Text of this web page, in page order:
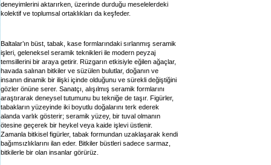
deneyimlerini aktarırken, üzerinde durduğu meselelerdeki
kolektif ve toplumsal ortaklıkları da keşfeder.
Baltalar’ın büst, tabak, kase formlarındaki sırlanmış seramik
işleri, geleneksel seramik teknikleri ile modern peyzaj
temsillerini bir araya getirir. Rüzgarın etkisiyle eğilen ağaçlar,
havada salınan bitkiler ve süzülen bulutlar, doğanın ve
insanın dinamik bir ilişki içinde olduğunu ve sürekli değiştiğini
gözler önüne serer. Sanatçı, alışılmış seramik formlarını
araştırarak deneysel tutumunu bu tekniğe de taşır. Figürler,
tabakların yüzeyinde iki boyutlu doğalarını terk ederek
alanda varlık gösterir; seramik yüzey, bir tuval olmanın
ötesine geçerek bir heykel veya kaide işlevi üstlenir.
Zamanla bitkisel figürler, tabak formundan uzaklaşarak kendi
bağımsızlıklarını ilan eder. Bitkiler büstleri sadece sarmaz,
bitkilerle bir olan insanlar görürüz.